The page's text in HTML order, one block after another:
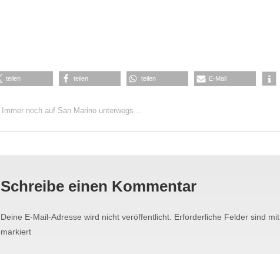
teilen teilen teilen E-Mail
Immer noch auf San Marino unterwegs…
Schreibe einen Kommentar
Deine E-Mail-Adresse wird nicht veröffentlicht. Erforderliche Felder sind mit
markiert